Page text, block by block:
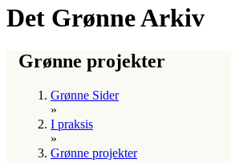
Det Grønne Arkiv
Grønne projekter
Grønne Sider
»
I praksis
»
Grønne projekter